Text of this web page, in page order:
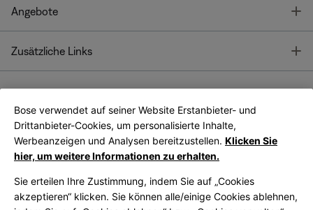
Angebote
Zusätzliche Links
Bose App
Bose Connect
App
Bose verwendet auf seiner Website Erstanbieter- und
Drittanbieter-Cookies, um personalisierte Inhalte,
Werbeanzeigen und Analysen bereitzustellen. Klicken Sie
hier, um weitere Informationen zu erhalten.
Sie erteilen Ihre Zustimmung, indem Sie auf „Cookies
akzeptieren“ klicken. Sie können alle/einige Cookies ablehnen,